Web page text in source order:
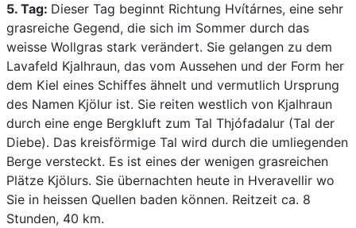
5. Tag: Dieser Tag beginnt Richtung Hvítárnes, eine sehr
grasreiche Gegend, die sich im Sommer durch das
weisse Wollgras stark verändert. Sie gelangen zu dem
Lavafeld Kjalhraun, das vom Aussehen und der Form her
dem Kiel eines Schiffes ähnelt und vermutlich Ursprung
des Namen Kjölur ist. Sie reiten westlich von Kjalhraun
durch eine enge Bergkluft zum Tal Thjófadalur (Tal der
Diebe). Das kreisförmige Tal wird durch die umliegenden
Berge versteckt. Es ist eines der wenigen grasreichen
Plätze Kjölurs. Sie übernachten heute in Hveravellir wo
Sie in heissen Quellen baden können. Reitzeit ca. 8
Stunden, 40 km.